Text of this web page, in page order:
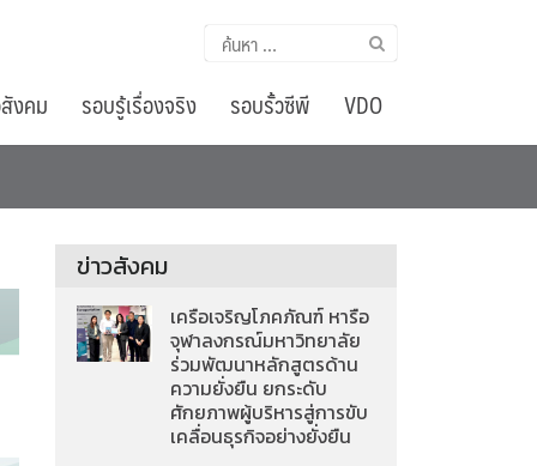
ค้นหา
งคม รอบรู้เรื่องจริง รอบรั้วซีพี VDO
ข่าวสังคม
เครือเจริญโภคภัณฑ์ หารือ
จุฬาลงกรณ์มหาวิทยาลัย
ร่วมพัฒนาหลักสูตรด้าน
ความยั่งยืน ยกระดับ
ศักยภาพผู้บริหารสู่การขับ
เคลื่อนธุรกิจอย่างยั่งยืน